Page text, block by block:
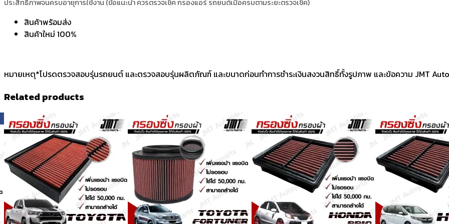
ประสิทธิภาพจนครบอายุการใช้งาน (ข้อแนะนำ ควรตรวจเช็ค กรองแอร์ รถยนต์เมื่อครบตามระยะตรวจเช็ค)
สินค้าพร้อมส่ง
สินค้าใหม่ 100%
หมายเหตุ*โปรดตรวจสอบรุ่นรถยนต์ และตรวจสอบรุ่นผลิตภัณฑ์ และขนาดก่อนทำการชำระเงินสงวนสิทธิ์ทั้งรูปภาพ และข้อความ JMT
Related products